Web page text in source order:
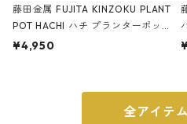
藤田金属 FUJITA KINZOKU PLANT
POT HACHI ハチ プランターポッ
ト 3号 ブラック
¥4,950
全アイテ